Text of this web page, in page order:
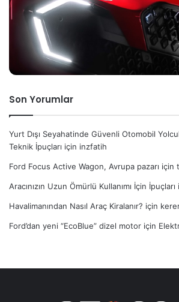
Son Yorumlar
Yurt Dışı Seyahatinde Güvenli Otomobil
Teknik İpuçları için inzfatih
Ford Focus Active Wagon, Avrupa pazarı için
Aracınızın Uzun Ömürlü Kullanımı İçin İpuçları
Havalimanından Nasıl Araç Kiralanır? için
Ford’dan yeni “EcoBlue” dizel motor için